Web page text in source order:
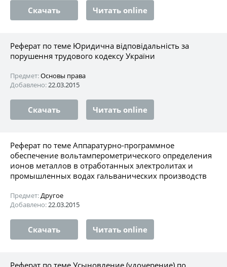
Скачать Читать online
Реферат по теме Юридична відповідальність за
порушення трудового кодексу України
Предмет:Основы права
Добавлено:22.03.2015
Скачать Читать online
Реферат по теме Аппаратурно-программное
обеспечение вольтамперометрического определения
ионов металлов в отработанных электролитах и
промышленных водах гальванических производств
Предмет:Другое
Добавлено:22.03.2015
Скачать Читать online
Реферат по теме Усыновление (удочерение) по